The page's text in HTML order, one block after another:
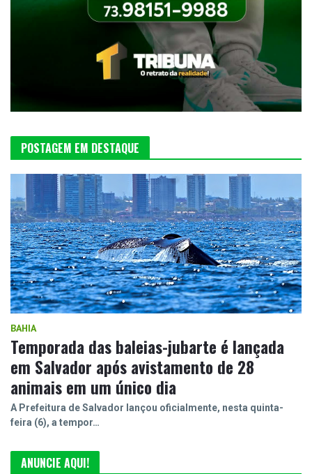
POSTAGEM EM DESTAQUE
BAHIA
Temporada das baleias-jubarte é lançada
em Salvador após avistamento de 28
animais em um único dia
A Prefeitura de Salvador lançou oficialmente, nesta quinta-
feira (6), a tempor…
ANUNCIE AQUI!